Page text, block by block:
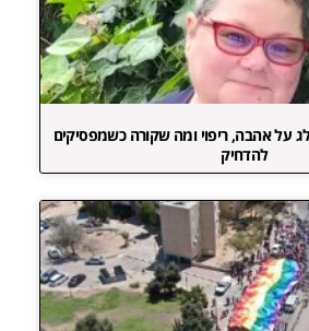
על אהבה, ריפוי ומה שקורה כשמפסיקים
להדחיק